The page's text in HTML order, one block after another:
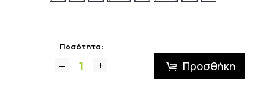
Ποσότητα:
Προσθήκη